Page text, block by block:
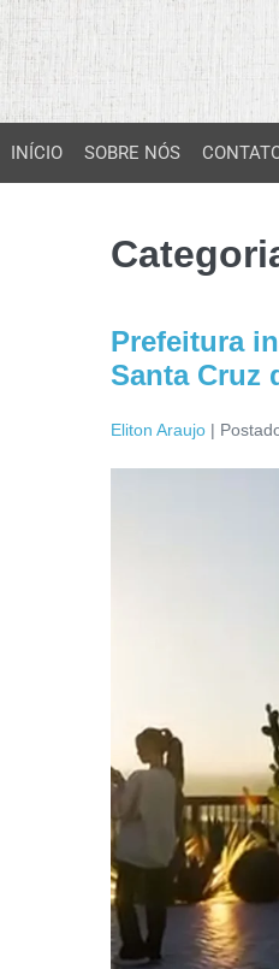
INÍCIO SOBRE NÓS
Prefeitura
Santa Cruz
Eliton Araujo |